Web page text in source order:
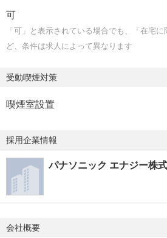
・技術部門の取り組める領域、貢献
とりわけエナジーソリューション事
験できる範囲は非常に広いです。様
ャレンジ、経験し、自己成長できる
く、メンバー間の連携を密に業務推
等も行っております。
雇用保険、労災保険、健康保険、厚
■受動喫煙対策
■教育制度・キャリアサポート
【国内】新入社員研修、職能（職種
ーツなど無償eラーニング、技術・モ
等
【海外】海外留学制度、海外トレー
eチャレンジ制度（社内公募制度）
フリーエージェント制度）、社内複
ャリア入社者オンボーディング（ウ
可
「可」と表示されている場合でも、「在宅
ど、条件は求人によって異なります
受動喫煙対策
喫煙室設置
採用企業情報
パナソニック エナジー株
会社概要